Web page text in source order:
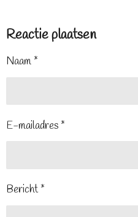
Reactie plaatsen
Naam *
E-mailadres *
Bericht *